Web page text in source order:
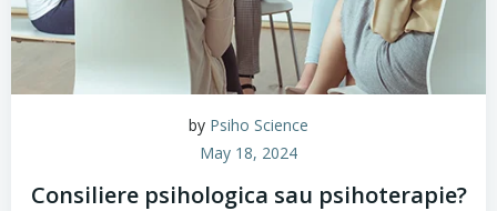
by Psiho Science
May 18, 2024
Consiliere psihologica sau psihoterapie?